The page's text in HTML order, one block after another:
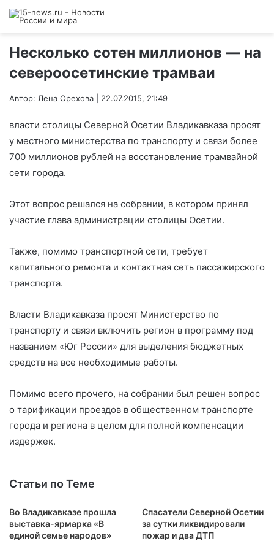
Несколько сотен миллионов — на
североосетинские трамваи
Автор: Лена Орехова | 22.07.2015, 21:49
власти столицы Северной Осетии Владикавказа просят
у местного министерства по транспорту и связи более
700 миллионов рублей на восстановление трамвайной
сети города.
Этот вопрос решался на собрании, в котором принял
участие глава администрации столицы Осетии.
Также, помимо транспортной сети, требует
капитального ремонта и контактная сеть пассажирского
транспорта.
Власти Владикавказа просят Министерство по
транспорту и связи включить регион в программу под
названием «Юг России» для выделения бюджетных
средств на все необходимые работы.
Помимо всего прочего, на собрании был решен вопрос
о тарификации проездов в общественном транспорте
города и региона в целом для полной компенсации
издержек.
Статьи по Теме
Во Владикавказе прошла
выставка-ярмарка «В
единой семье народов»
Спасатели Северной Осетии
за сутки ликвидировали
пожар и два ДТП